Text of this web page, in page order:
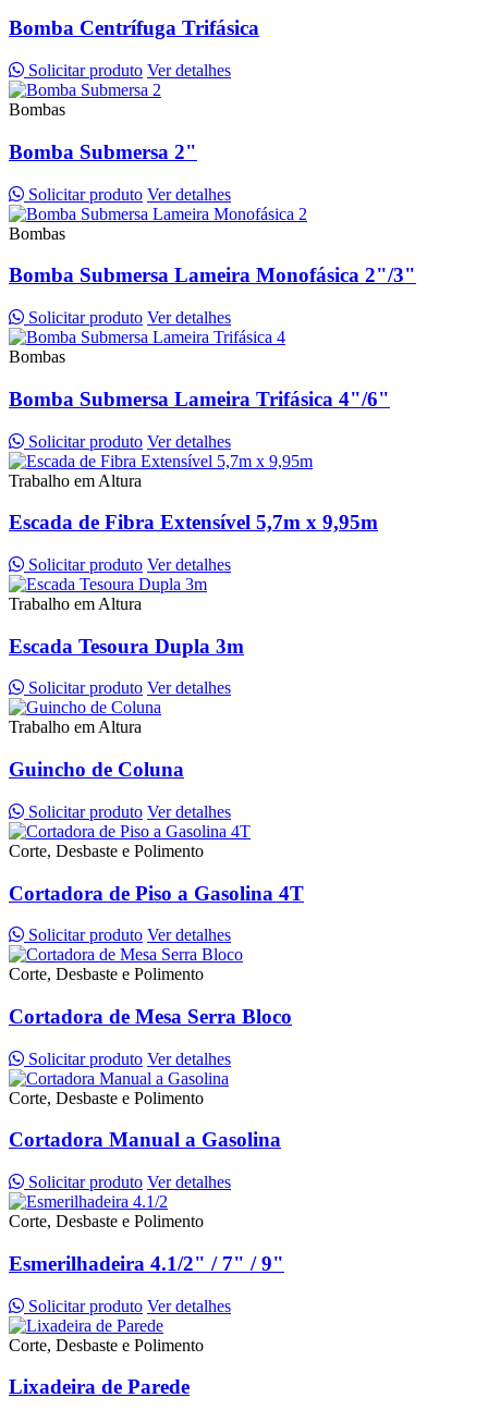
Bomba Centrífuga Trifásica
Solicitar produto Ver detalhes
Bombas
Bomba Submersa 2"
Solicitar produto Ver detalhes
Bombas
Bomba Submersa Lameira Monofásica 2"/3"
Solicitar produto Ver detalhes
Bombas
Bomba Submersa Lameira Trifásica 4"/6"
Solicitar produto Ver detalhes
Trabalho em Altura
Escada de Fibra Extensível 5,7m x 9,95m
Solicitar produto Ver detalhes
Trabalho em Altura
Escada Tesoura Dupla 3m
Solicitar produto Ver detalhes
Trabalho em Altura
Guincho de Coluna
Solicitar produto Ver detalhes
Corte, Desbaste e Polimento
Cortadora de Piso a Gasolina 4T
Solicitar produto Ver detalhes
Corte, Desbaste e Polimento
Cortadora de Mesa Serra Bloco
Solicitar produto Ver detalhes
Corte, Desbaste e Polimento
Cortadora Manual a Gasolina
Solicitar produto Ver detalhes
Corte, Desbaste e Polimento
Esmerilhadeira 4.1/2" / 7" / 9"
Solicitar produto Ver detalhes
Corte, Desbaste e Polimento
Lixadeira de Parede